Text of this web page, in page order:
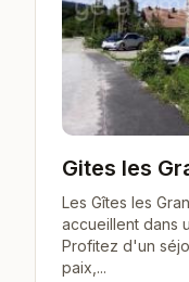
Gites les
Les Gîtes les
accueillent dans
Profitez d'un
paix,...